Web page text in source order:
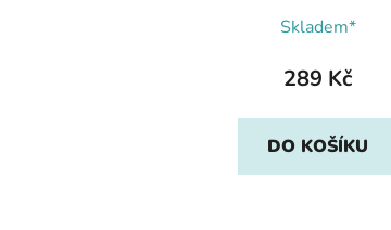
Skladem*
289 Kč
DO KOŠÍKU